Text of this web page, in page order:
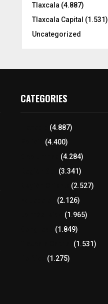
Tlaxcala (4.887)
Tlaxcala Capital (1.531)
Uncategorized
CATEGORIES
(4.887)
(4.400)
(4.284)
(3.341)
(2.527)
(2.126)
(1.965)
(1.849)
(1.531)
(1.275)